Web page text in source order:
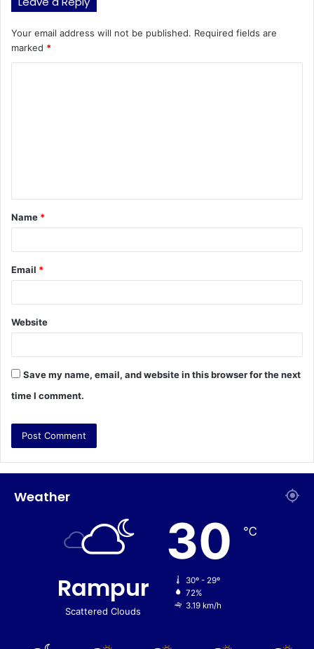
Your email address will not be published. Required fields are
marked *
t
*
Name *
Email *
Website
Save my name, email, and website in this browser for the next
time I comment.
Weather
Rampur
Scattered Clouds
30 ℃
30º - 29º
72%
3.19 km/h